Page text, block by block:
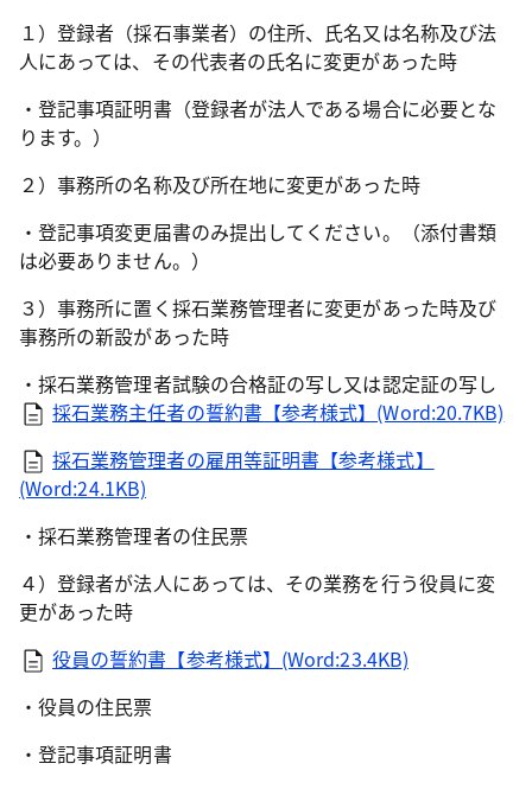
１）登録者（採石事業者）の住所、氏名又は名称及び法
人にあっては、その代表者の氏名に変更があった時
・登記事項証明書（登録者が法人である場合に必要とな
ります。）
２）事務所の名称及び所在地に変更があった時
・登記事項変更届書のみ提出してください。（添付書類
は必要ありません。）
３）事務所に置く採石業務管理者に変更があった時及び
事務所の新設があった時
・採石業務管理者試験の合格証の写し又は認定証の写し
採石業務主任者の誓約書【参考様式】(Word:20.7KB)
採石業務管理者の雇用等証明書【参考様式】
(Word:24.1KB)
・採石業務管理者の住民票
４）登録者が法人にあっては、その業務を行う役員に変
更があった時
役員の誓約書【参考様式】(Word:23.4KB)
・役員の住民票
・登記事項証明書